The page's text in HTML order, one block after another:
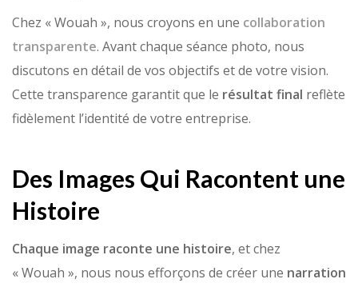
Chez « Wouah », nous croyons en une collaboration
transparente. Avant chaque séance photo, nous
discutons en détail de vos objectifs et de votre vision.
Cette transparence garantit que le résultat final reflète
fidèlement l’identité de votre entreprise.
Des Images Qui Racontent une
Histoire
Chaque image raconte une histoire, et chez
« Wouah », nous nous efforçons de créer une narration